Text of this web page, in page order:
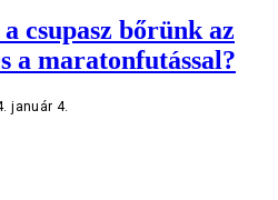
csupasz bőrünk az
a maratonfutással?
január 4.